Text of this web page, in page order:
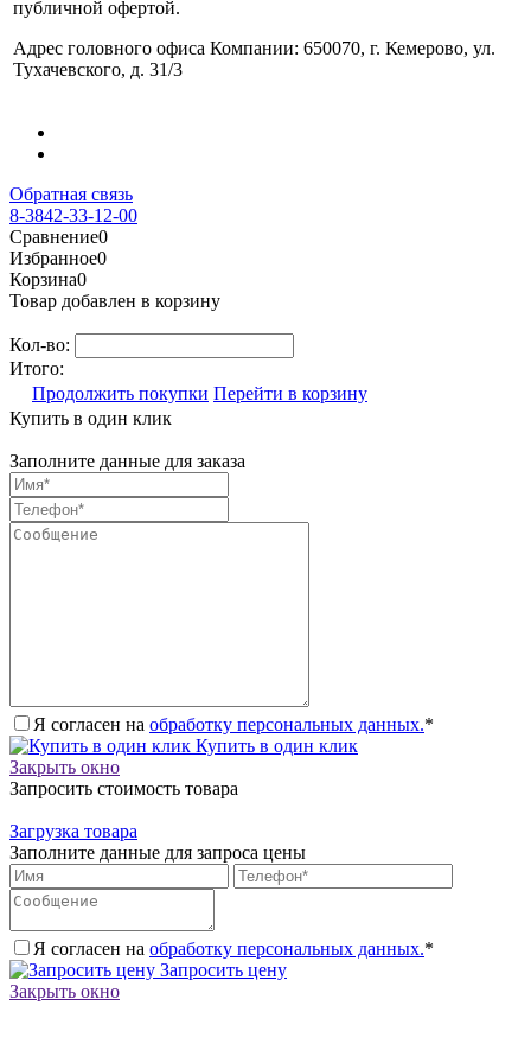
публичной офертой.
Адрес головного офиса Компании: 650070, г. Кемерово, ул.
Тухачевского, д. 31/3
Обратная связь
8-3842-33-12-00
Сравнение0
Избранное0
Корзина0
Товар добавлен в корзину
Кол-во:
Итого:
Продолжить покупки Перейти в корзину
Купить в один клик
Заполните данные для заказа
Я согласен на обработку персональных данных.*
Купить в один клик
Закрыть окно
Запросить стоимость товара
Загрузка товара
Заполните данные для запроса цены
Я согласен на обработку персональных данных.*
Запросить цену
Закрыть окно